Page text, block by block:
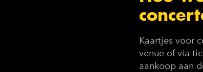
Kaartjes voor
venue of via
aankoop aan